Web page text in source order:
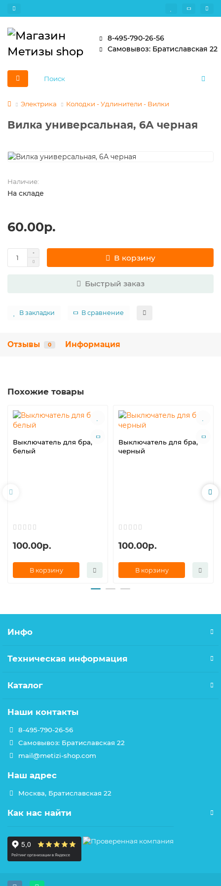
8-495-790-26-56
Самовывоз: Братиславская 22
Электрика Колодки - Удлинители - Вилки
Вилка универсальная, 6А черная
Наличие:
На складе
60.00р.
В корзину
Быстрый заказ
В закладки В сравнение
Отзывы 0 Информация
Похожие товары
Выключатель для бра,
белый
100.00р.
В корзину
Выключатель для бра,
черный
100.00р.
В корзину
Инфо
Техническая информация
Каталог
Наши контакты
8-495-790-26-56
Самовывоз: Братиславская 22
mail@metizi-shop.com
Наш адрес
Москва, Братиславская 22
Как нас найти